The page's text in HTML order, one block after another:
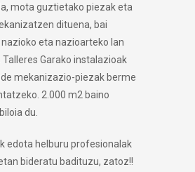
mota guztietako piezak eta
dituena, bai
eta nazioarteko lan
Garako instalazioak
mekanizazio-piezak berme
2.000 m2 baino
du.
edota helburu profesionalak
bideratu badituzu, zatoz!!